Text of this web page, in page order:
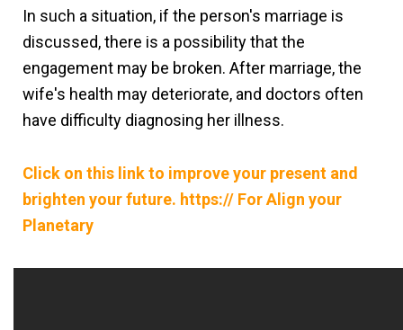
In such a situation, if the person's marriage is
discussed, there is a possibility that the
engagement may be broken. After marriage, the
wife's health may deteriorate, and doctors often
have difficulty diagnosing her illness.
Click on this link to improve your present and
brighten your future. https:// For Align your
Planetary